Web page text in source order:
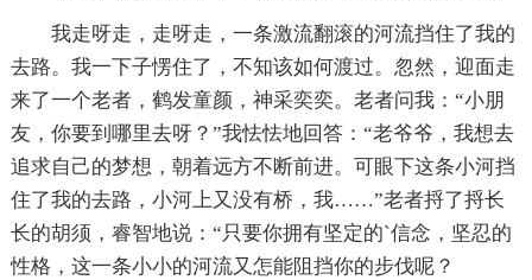
我走呀走，走呀走，一条激流翻滚的河流挡住了我的
去路。我一下子愣住了，不知该如何渡过。忽然，迎面走
来了一个老者，鹤发童颜，神采奕奕。老者问我：“小朋
友，你要到哪里去呀？”我怯怯地回答：“老爷爷，我想去
追求自己的梦想，朝着远方不断前进。可眼下这条小河挡
住了我的去路，小河上又没有桥，我……”老者捋了捋长
长的胡须，睿智地说：“只要你拥有坚定的`信念，坚忍的
性格，这一条小小的河流又怎能阻挡你的步伐呢？